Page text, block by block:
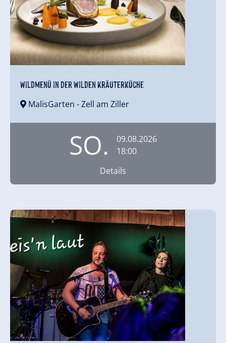
Wildmenü in der Wilden Kräuterküche
MalisGarten - Zell am Ziller
SO.
09.08.2026
18:00
Details